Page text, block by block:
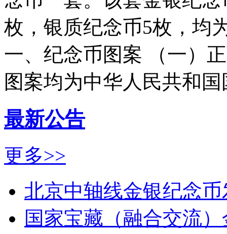
枚，银质纪念币5枚，均
一、纪念币图案 （一）
图案均为中华人民共和国
最新公告
更多>>
北京中轴线金银纪念
国家宝藏（融合交流